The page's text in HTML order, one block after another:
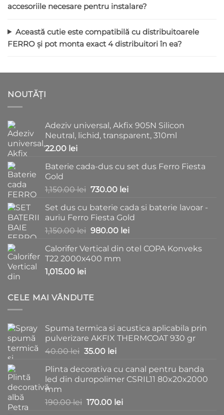
accesoriile necesare pentru instalare?
Această cutie este compatibilă cu distribuitoarele
FERRO și pot monta exact 4 distribuitori în ea?
NOUTĂȚI
Adeziv universal, Akfix 905N Silicon
Neutral, lichid, transparent, 310ml
22.00 lei
Baterie cada-dus cu set dus Ferro Fiesta
Gold
1,150.00lei Prețul
a
fost:
1,150.00 lei.
730.00 leiPrețul
este:
730.00 lei.
Set dus cu baterie cada si baterie lavoar -
auriu Ferro Fiesta Gold
1,150.00lei Prețul
a
fost:
980.00 leiPrețul
este:
Calorifer Vertical din otel COPA Konveks
T22 2000x400 mm
1,015.00 lei
CELE MAI VÂNDUTE
Spuma termica si acustica aplicabila prin
pulverizare AKFIX THERMCOAT 930 gr
40.00lei Prețul
a
fost:
35.00 leiPrețul
este:
35.00 lei.
Plinta decorativa cu canal pentru banda
led din duropolimer CSRIL11 80x20x2000
mm
190.00lei Prețul
170.00 leiPrețul